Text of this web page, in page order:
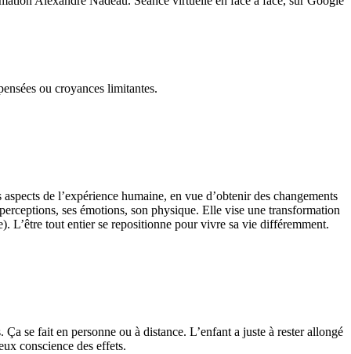
ou croyances limitantes.
de l’expérience humaine, en vue d’obtenir des changements
ses émotions, son physique. Elle vise une transformation
L’être tout entier se repositionne pour vivre sa vie différemment.
se fait en personne ou à distance. L’enfant a juste à rester allongé
conscience des effets.